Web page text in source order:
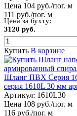
Цена 104 руб./пог. м
111 руб./пог. м
Цена за бухту:
3120 руб.
Купить В корзине
Шланг ПВХ Серия
серия 1610L 30 мм
Артикул: 1610L30
Цена 108 руб./пог. м
116 руб./пог. м